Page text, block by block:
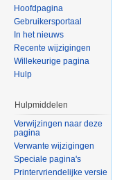
Hoofdpagina
Gebruikersportaal
In het nieuws
Recente wijzigingen
Willekeurige pagina
Hulp
Hulpmiddelen
Verwijzingen naar deze
pagina
Verwante wijzigingen
Speciale pagina's
Printervriendelijke versie